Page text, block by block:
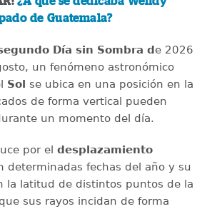
de Guatemala?
Día sin Sombra de 2026
un fenómeno astronómico
Sol se ubica en una posición en la
de forma vertical pueden
un momento del día.
por el desplazamiento
determinadas fechas del año y su
la latitud de distintos puntos de la
sus rayos incidan de forma